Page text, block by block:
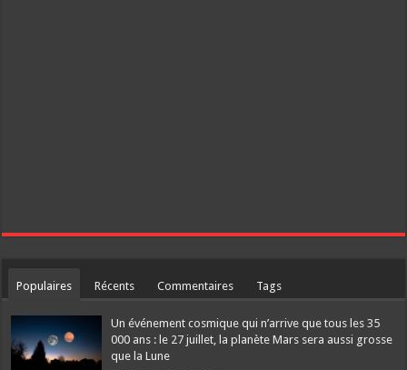
Populaires Récents Commentaires Tags
Un événement cosmique qui n’arrive que tous les 35
000 ans : le 27 juillet, la planète Mars sera aussi grosse
que la Lune